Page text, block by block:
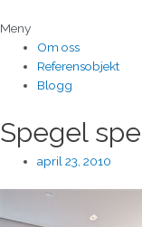
till
innehåll
Meny
Om oss
Referensobjekt
Blogg
Spegel
april 23, 2010